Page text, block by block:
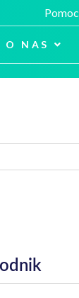
Pomoc
O NAS